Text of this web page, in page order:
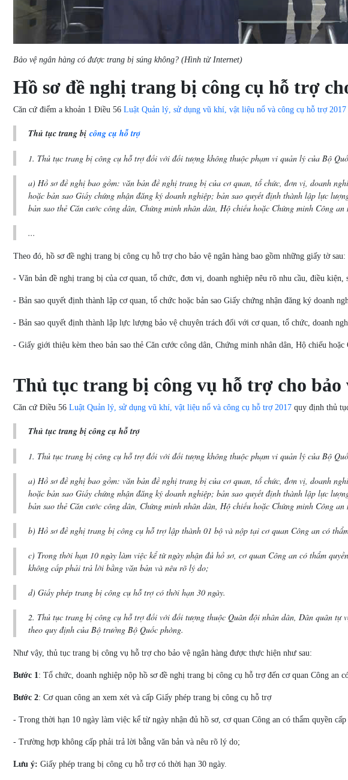
Bảo vệ ngân hàng có được trang bị súng không? (Hình từ Internet)
Hồ sơ đề nghị trang bị công cụ hỗ trợ
Căn cứ điểm a khoản 1 Điều 56 Luật Quản lý, sử dụng vũ khí, vật liệu nổ và công cụ hỗ trợ 2017
Thủ tục trang bị công cụ hỗ trợ
1. Thủ tục trang bị công cụ hỗ trợ đối với đối tượng không thuộc phạm vi quản lý của Bộ
a) Hồ sơ đề nghị bao gồm: văn bản đề nghị trang bị của cơ quan, tổ chức, đơn vị, doanh
hoặc bản sao Giấy chứng nhận đăng ký doanh nghiệp; bản sao quyết định thành lập lực
bản sao thẻ Căn cước công dân, Chứng minh nhân dân, Hộ chiếu hoặc Chứng minh Công
...
Theo đó, hồ sơ đề nghị trang bị công cụ hỗ trợ cho bảo vệ ngân hàng bao gồm những giấy tờ sau:
- Văn bản đề nghị trang bị của cơ quan, tổ chức, đơn vị, doanh nghiệp nêu rõ nhu cầu, điều
- Bản sao quyết định thành lập cơ quan, tổ chức hoặc bản sao Giấy chứng nhận đăng ký doanh
- Bản sao quyết định thành lập lực lượng bảo vệ chuyên trách đối với cơ quan, tổ chức, doanh
- Giấy giới thiệu kèm theo bản sao thẻ Căn cước công dân, Chứng minh nhân dân, Hộ chiếu
Thủ tục trang bị công vụ hỗ trợ cho
Căn cứ Điều 56 Luật Quản lý, sử dụng vũ khí, vật liệu nổ và công cụ hỗ trợ 2017 quy định thủ
Thủ tục trang bị công cụ hỗ trợ
1. Thủ tục trang bị công cụ hỗ trợ đối với đối tượng không thuộc phạm vi quản lý của Bộ
a) Hồ sơ đề nghị bao gồm: văn bản đề nghị trang bị của cơ quan, tổ chức, đơn vị, doanh
hoặc bản sao Giấy chứng nhận đăng ký doanh nghiệp; bản sao quyết định thành lập lực
bản sao thẻ Căn cước công dân, Chứng minh nhân dân, Hộ chiếu hoặc Chứng minh Công
b) Hồ sơ đề nghị trang bị công cụ hỗ trợ lập thành 01 bộ và nộp tại cơ quan Công an có
c) Trong thời hạn 10 ngày làm việc kể từ ngày nhận đủ hồ sơ, cơ quan Công an có thẩm
không cấp phải trả lời bằng văn bản và nêu rõ lý do;
d) Giấy phép trang bị công cụ hỗ trợ có thời hạn 30 ngày.
2. Thủ tục trang bị công cụ hỗ trợ đối với đối tượng thuộc Quân đội nhân dân, Dân quân tự
theo quy định của Bộ trưởng Bộ Quốc phòng.
Như vậy, thủ tục trang bị công vụ hỗ trợ cho bảo vệ ngân hàng được thực hiện như sau:
Bước 1: Tổ chức, doanh nghiệp nộp hồ sơ đề nghị trang bị công cụ hỗ trợ đến cơ quan Công an
Bước 2: Cơ quan công an xem xét và cấp Giấy phép trang bị công cụ hỗ trợ
- Trong thời hạn 10 ngày làm việc kể từ ngày nhận đủ hồ sơ, cơ quan Công an có thẩm quyền
- Trường hợp không cấp phải trả lời bằng văn bản và nêu rõ lý do;
Lưu ý: Giấy phép trang bị công cụ hỗ trợ có thời hạn 30 ngày.